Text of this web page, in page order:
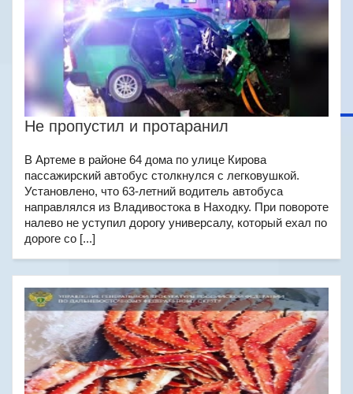
Не пропустил и протаранил
В Артеме в районе 64 дома по улице Кирова
пассажирский автобус столкнулся с легковушкой.
Установлено, что 63-летний водитель автобуса
направлялся из Владивостока в Находку. При повороте
налево не уступил дорогу универсалу, который ехал по
дороге со [...]